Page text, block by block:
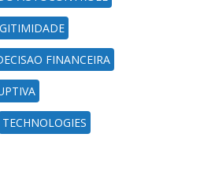
FINANCEIRA
TECHNOLOGIES